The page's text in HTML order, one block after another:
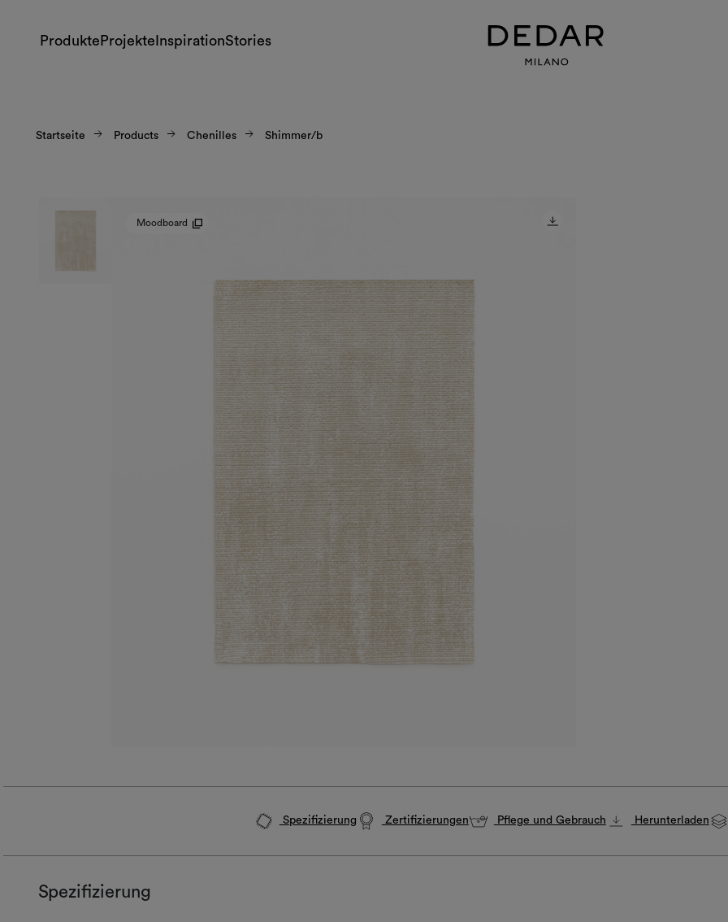
Produkte Projekte InspirationStories
Startseite Products Chenilles Shimmer/b
Moodboard
Spezifizierung Zertifizierungen Pflege und Gebrauch Herunterladen
Spezifizierung